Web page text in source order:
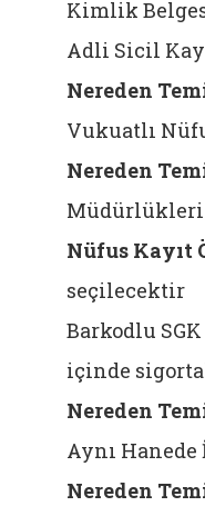
Kimlik
Adli Sicil
Nereden
Vukuatlı
Nereden
Müdürlükleri
Nüfus Kayıt
seçilecektir
Barkodlu
içinde
Nereden
Aynı
Nereden